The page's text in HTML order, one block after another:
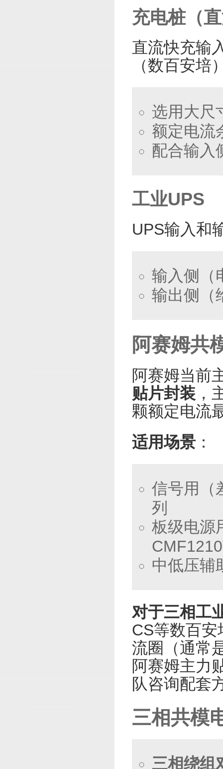
充电桩（
直流快充输
（数百安培
选用大尺
额定电流
配合输入
工业UPS
UPS输入和
输入侧（
输出侧（
阿赛姆共
阿赛姆当前
贴片封装 ，
颗额定电流
适用场景 ：
信号用（
列
板级电源
中低压辅
对于三相工
CS等数百
流圈（通常
阿赛姆主力
队咨询配套
三相共模
三相绕组